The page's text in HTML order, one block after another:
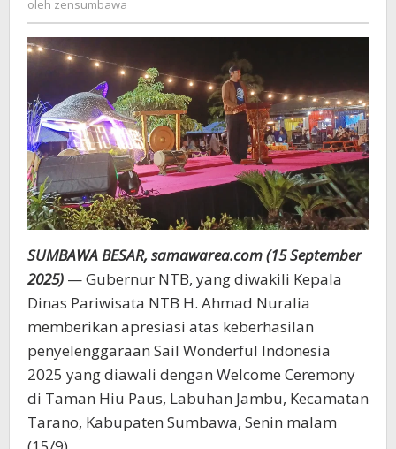
oleh zensumbawa
SUMBAWA BESAR, samawarea.com (15 September
2025) — Gubernur NTB, yang diwakili Kepala
Dinas Pariwisata NTB H. Ahmad Nuralia
memberikan apresiasi atas keberhasilan
penyelenggaraan Sail Wonderful Indonesia
2025 yang diawali dengan Welcome Ceremony
di Taman Hiu Paus, Labuhan Jambu, Kecamatan
Tarano, Kabupaten Sumbawa, Senin malam